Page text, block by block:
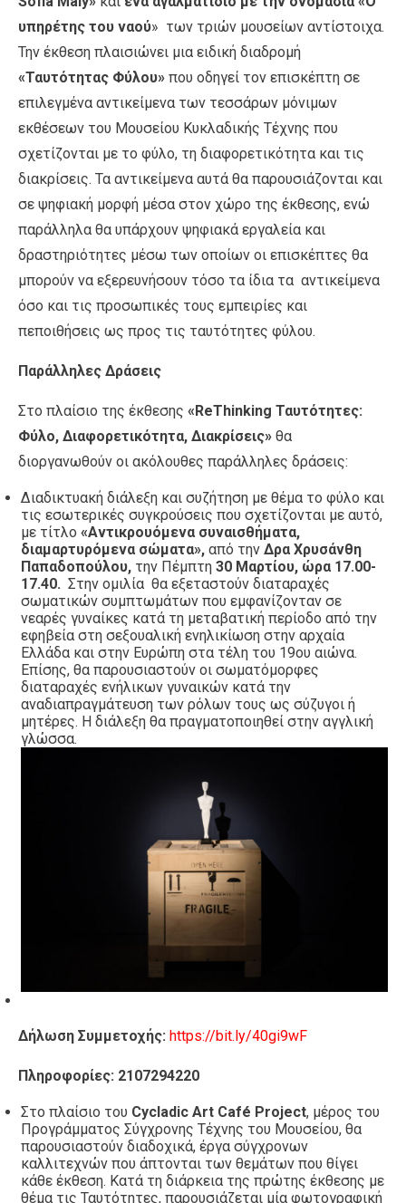
υπηρέτης του ναού» των τριών μουσείων αντίστοιχα.
Την έκθεση πλαισιώνει μια ειδική διαδρομή
«Ταυτότητας Φύλου» που οδηγεί τον επισκέπτη σε
επιλεγμένα αντικείμενα των τεσσάρων μόνιμων
εκθέσεων του Μουσείου Κυκλαδικής Τέχνης που
σχετίζονται με το φύλο, τη διαφορετικότητα και τις
διακρίσεις. Τα αντικείμενα αυτά θα παρουσιάζονται και
σε ψηφιακή μορφή μέσα στον χώρο της έκθεσης, ενώ
παράλληλα θα υπάρχουν ψηφιακά εργαλεία και
δραστηριότητες μέσω των οποίων οι επισκέπτες θα
μπορούν να εξερευνήσουν τόσο τα ίδια τα αντικείμενα
όσο και τις προσωπικές τους εμπειρίες και
πεποιθήσεις ως προς τις ταυτότητες φύλου.
Παράλληλες Δράσεις
Στο πλαίσιο της έκθεσης «ReThinking Ταυτότητες:
Φύλο, Διαφορετικότητα, Διακρίσεις» θα
διοργανωθούν οι ακόλουθες παράλληλες δράσεις:
Διαδικτυακή διάλεξη και συζήτηση με θέμα το φύλο και
τις εσωτερικές συγκρούσεις που σχετίζονται με αυτό,
με τίτλο «Αντικρουόμενα συναισθήματα,
διαμαρτυρόμενα σώματα», από την Δρα Χρυσάνθη
Παπαδοπούλου, την Πέμπτη 30 Μαρτίου, ώρα 17.00-
17.40. Στην ομιλία θα εξεταστούν διαταραχές
σωματικών συμπτωμάτων που εμφανίζονταν σε
νεαρές γυναίκες κατά τη μεταβατική περίοδο από την
εφηβεία στη σεξουαλική ενηλικίωση στην αρχαία
Ελλάδα και στην Ευρώπη στα τέλη του 19ου αιώνα.
Επίσης, θα παρουσιαστούν οι σωματόμορφες
διαταραχές ενήλικων γυναικών κατά την
αναδιαπραγμάτευση των ρόλων τους ως σύζυγοι ή
μητέρες. Η διάλεξη θα πραγματοποιηθεί στην αγγλική
γλώσσα.
Δήλωση Συμμετοχής: https://bit.ly/40gi9wF
Πληροφορίες: 2107294220
Στο πλαίσιο του Cycladic Art Café Project, μέρος του
Προγράμματος Σύγχρονης Τέχνης του Μουσείου, θα
παρουσιαστούν διαδοχικά, έργα σύγχρονων
καλλιτεχνών που άπτονται των θεμάτων που θίγει
κάθε έκθεση. Κατά τη διάρκεια της πρώτης έκθεσης με
θέμα τις Ταυτότητες, παρουσιάζεται μία φωτογραφική